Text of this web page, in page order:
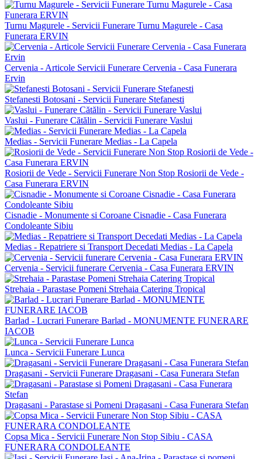
Turnu Magurele - Servicii Funerare Turnu Magurele - Casa
Funerara ERVIN
Cervenia - Articole Servicii Funerare Cervenia - Casa Funerara
Ervin
Stefanesti Botosani - Servicii Funerare Stefanesti
Vaslui - Funerare Cătălin - Servicii Funerare Vaslui
Medias - Servicii Funerare Medias - La Capela
Rosiorii de Vede - Servicii Funerare Non Stop Rosiorii de Vede -
Casa Funerara ERVIN
Cisnadie - Monumente si Coroane Cisnadie - Casa Funerara
Condoleante Sibiu
Medias - Repatriere si Transport Decedati Medias - La Capela
Cervenia - Servicii funerare Cervenia - Casa Funerara ERVIN
Strehaia - Parastase Pomeni Strehaia Catering Tropical
Barlad - Lucrari Funerare Barlad - MONUMENTE FUNERARE
IACOB
Lunca - Servicii Funerare Lunca
Dragasani - Servicii Funerare Dragasani - Casa Funerara Stefan
Dragasani - Parastase si Pomeni Dragasani - Casa Funerara Stefan
Copsa Mica - Servicii Funerare Non Stop Sibiu - CASA
FUNERARA CONDOLEANTE